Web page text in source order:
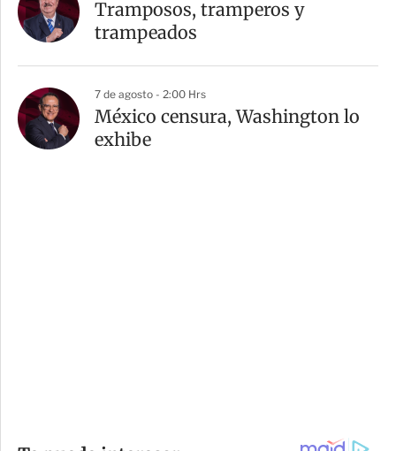
Tramposos, tramperos y
trampeados
7 de agosto - 2:00 Hrs
México censura, Washington lo
exhibe